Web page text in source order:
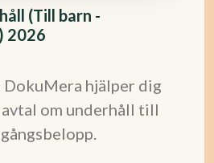
(Till barn -
2026
DokuMera hjälper dig
om underhåll till